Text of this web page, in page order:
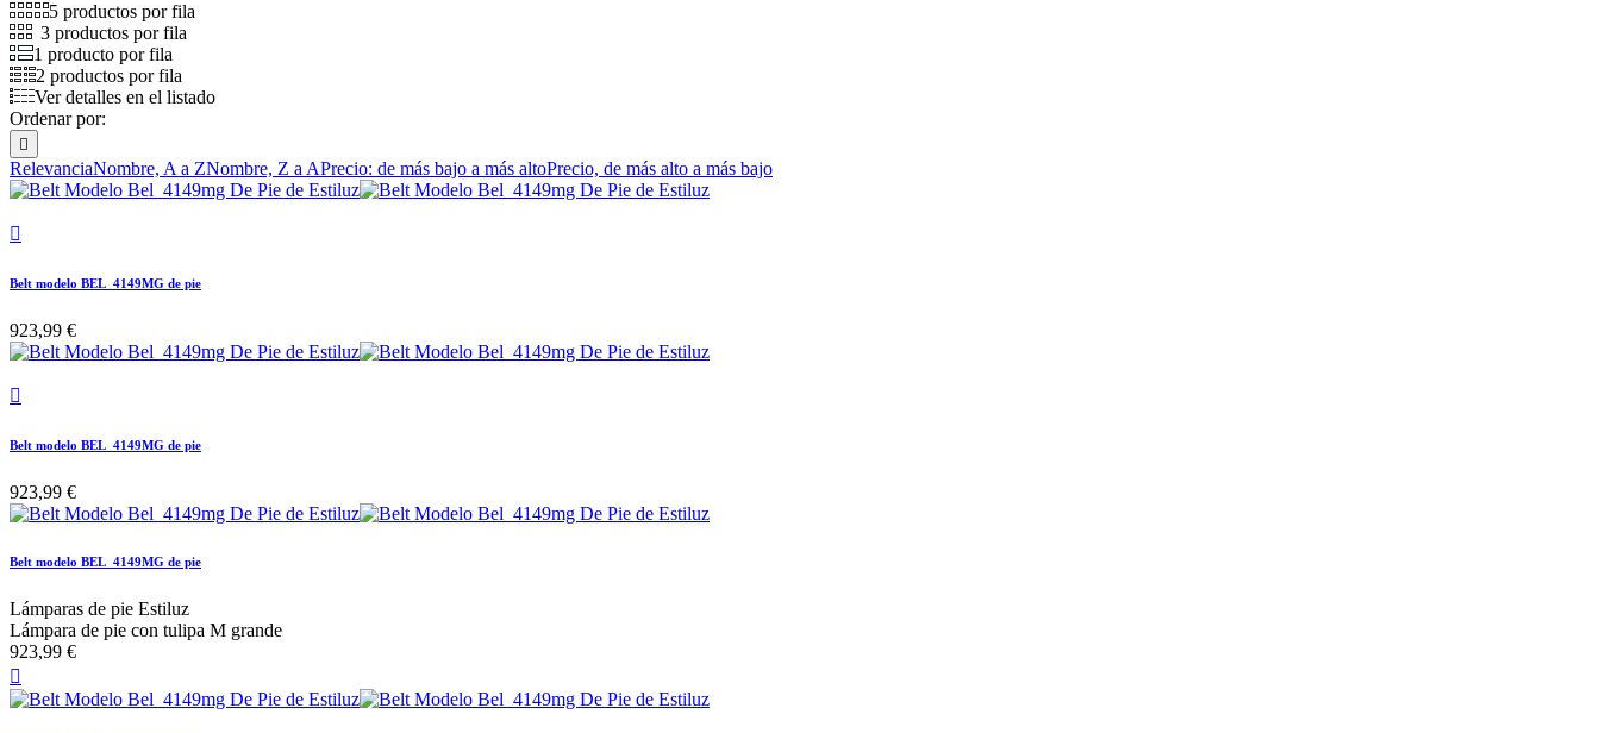
5 productos por fila
3 productos por fila
1 producto por fila
2 productos por fila
Ver detalles en el listado
Ordenar por:

RelevanciaNombre, A a ZNombre, Z a APrecio: de más bajo a más altoPrecio, de más alto a más bajo

Belt modelo BEL_4149MG de pie
923,99 €

Belt modelo BEL_4149MG de pie
923,99 €
Belt modelo BEL_4149MG de pie
Lámparas de pie Estiluz
Lámpara de pie con tulipa M grande
923,99 €
